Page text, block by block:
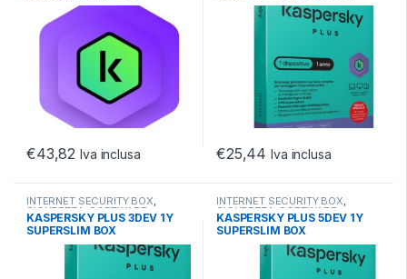
€43,82 Iva inclusa €25,44 Iva inclusa
INTERNET SECURITY BOX,
SICUREZZA,SOFTWARE
KASPERSKY PLUS 3DEV 1Y
SUPERSLIM BOX
INTERNET SECURITY BOX,
SICUREZZA,SOFTWARE
KASPERSKY PLUS 5DEV 1Y
SUPERSLIM BOX